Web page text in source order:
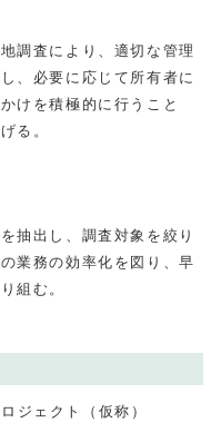
調査により、適切な管理
、必要に応じて所有者に
けを積極的に行うこと
る。
抽出し、調査対象を絞り
業務の効率化を図り、早
組む。
ジェクト（仮称）